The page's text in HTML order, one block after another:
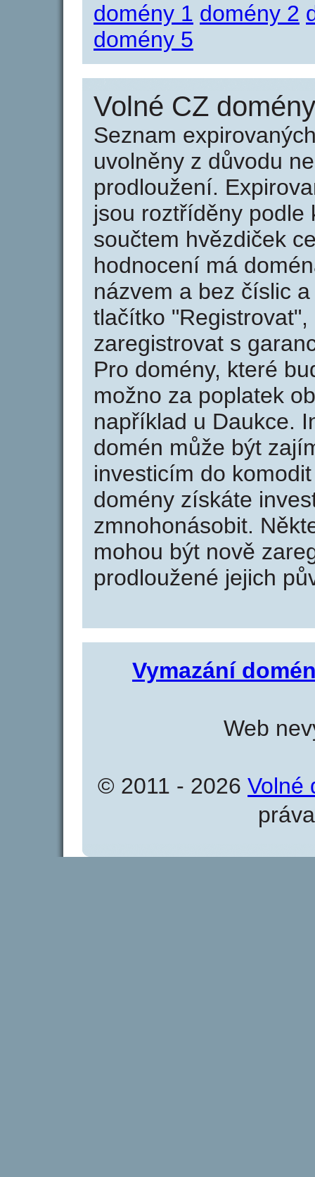
domény 1 domény 2
domény 5
Volné CZ
Seznam
uvolněny z důvodu
prodloužení.
jsou roztříděny podle
součtem hvězdiček
hodnocení má
názvem a bez číslic
tlačítko
zaregistrovat s
Pro domény, které
možno za poplatek
například u Daukce.
domén může být
investicím do
domény získáte
zmnohonásobit.
mohou být nově
prodloužené jejich
Vymazání
Web
© 2011 - 2026 Volné